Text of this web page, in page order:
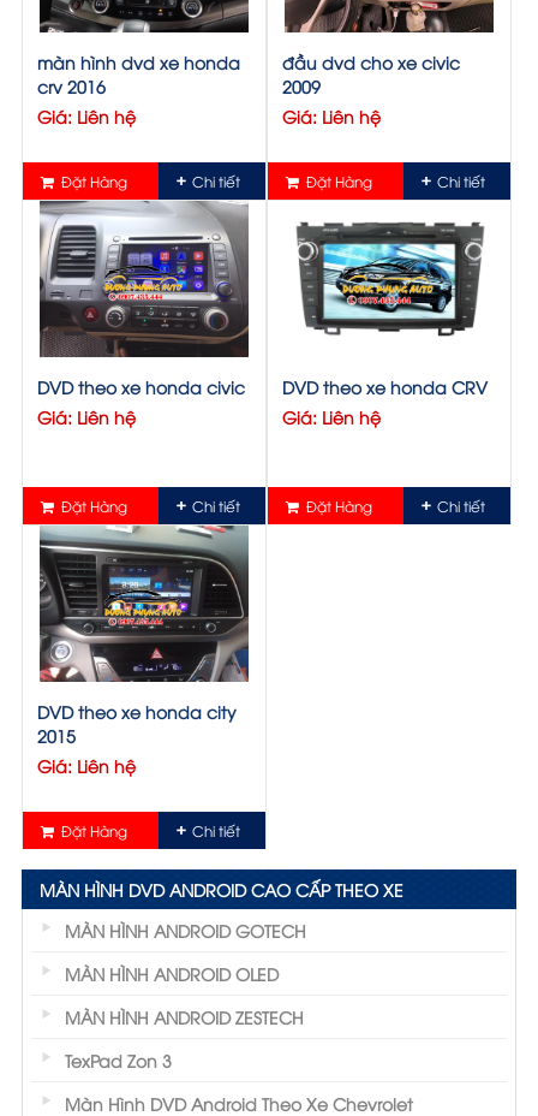
màn hình dvd xe honda
crv 2016
Giá: Liên hệ
Đặt Hàng Chi tiết
đầu dvd cho xe civic
2009
Giá: Liên hệ
Đặt Hàng Chi tiết
DVD theo xe honda civic
Giá: Liên hệ
Đặt Hàng Chi tiết
DVD theo xe honda CRV
Giá: Liên hệ
Đặt Hàng Chi tiết
DVD theo xe honda city
2015
Giá: Liên hệ
Đặt Hàng Chi tiết
MÀN HÌNH DVD ANDROID CAO CẤP THEO XE
MÀN HÌNH ANDROID GOTECH
MÀN HÌNH ANDROID OLED
MÀN HÌNH ANDROID ZESTECH
TexPad Zon 3
Màn Hình DVD Android Theo Xe Chevrolet